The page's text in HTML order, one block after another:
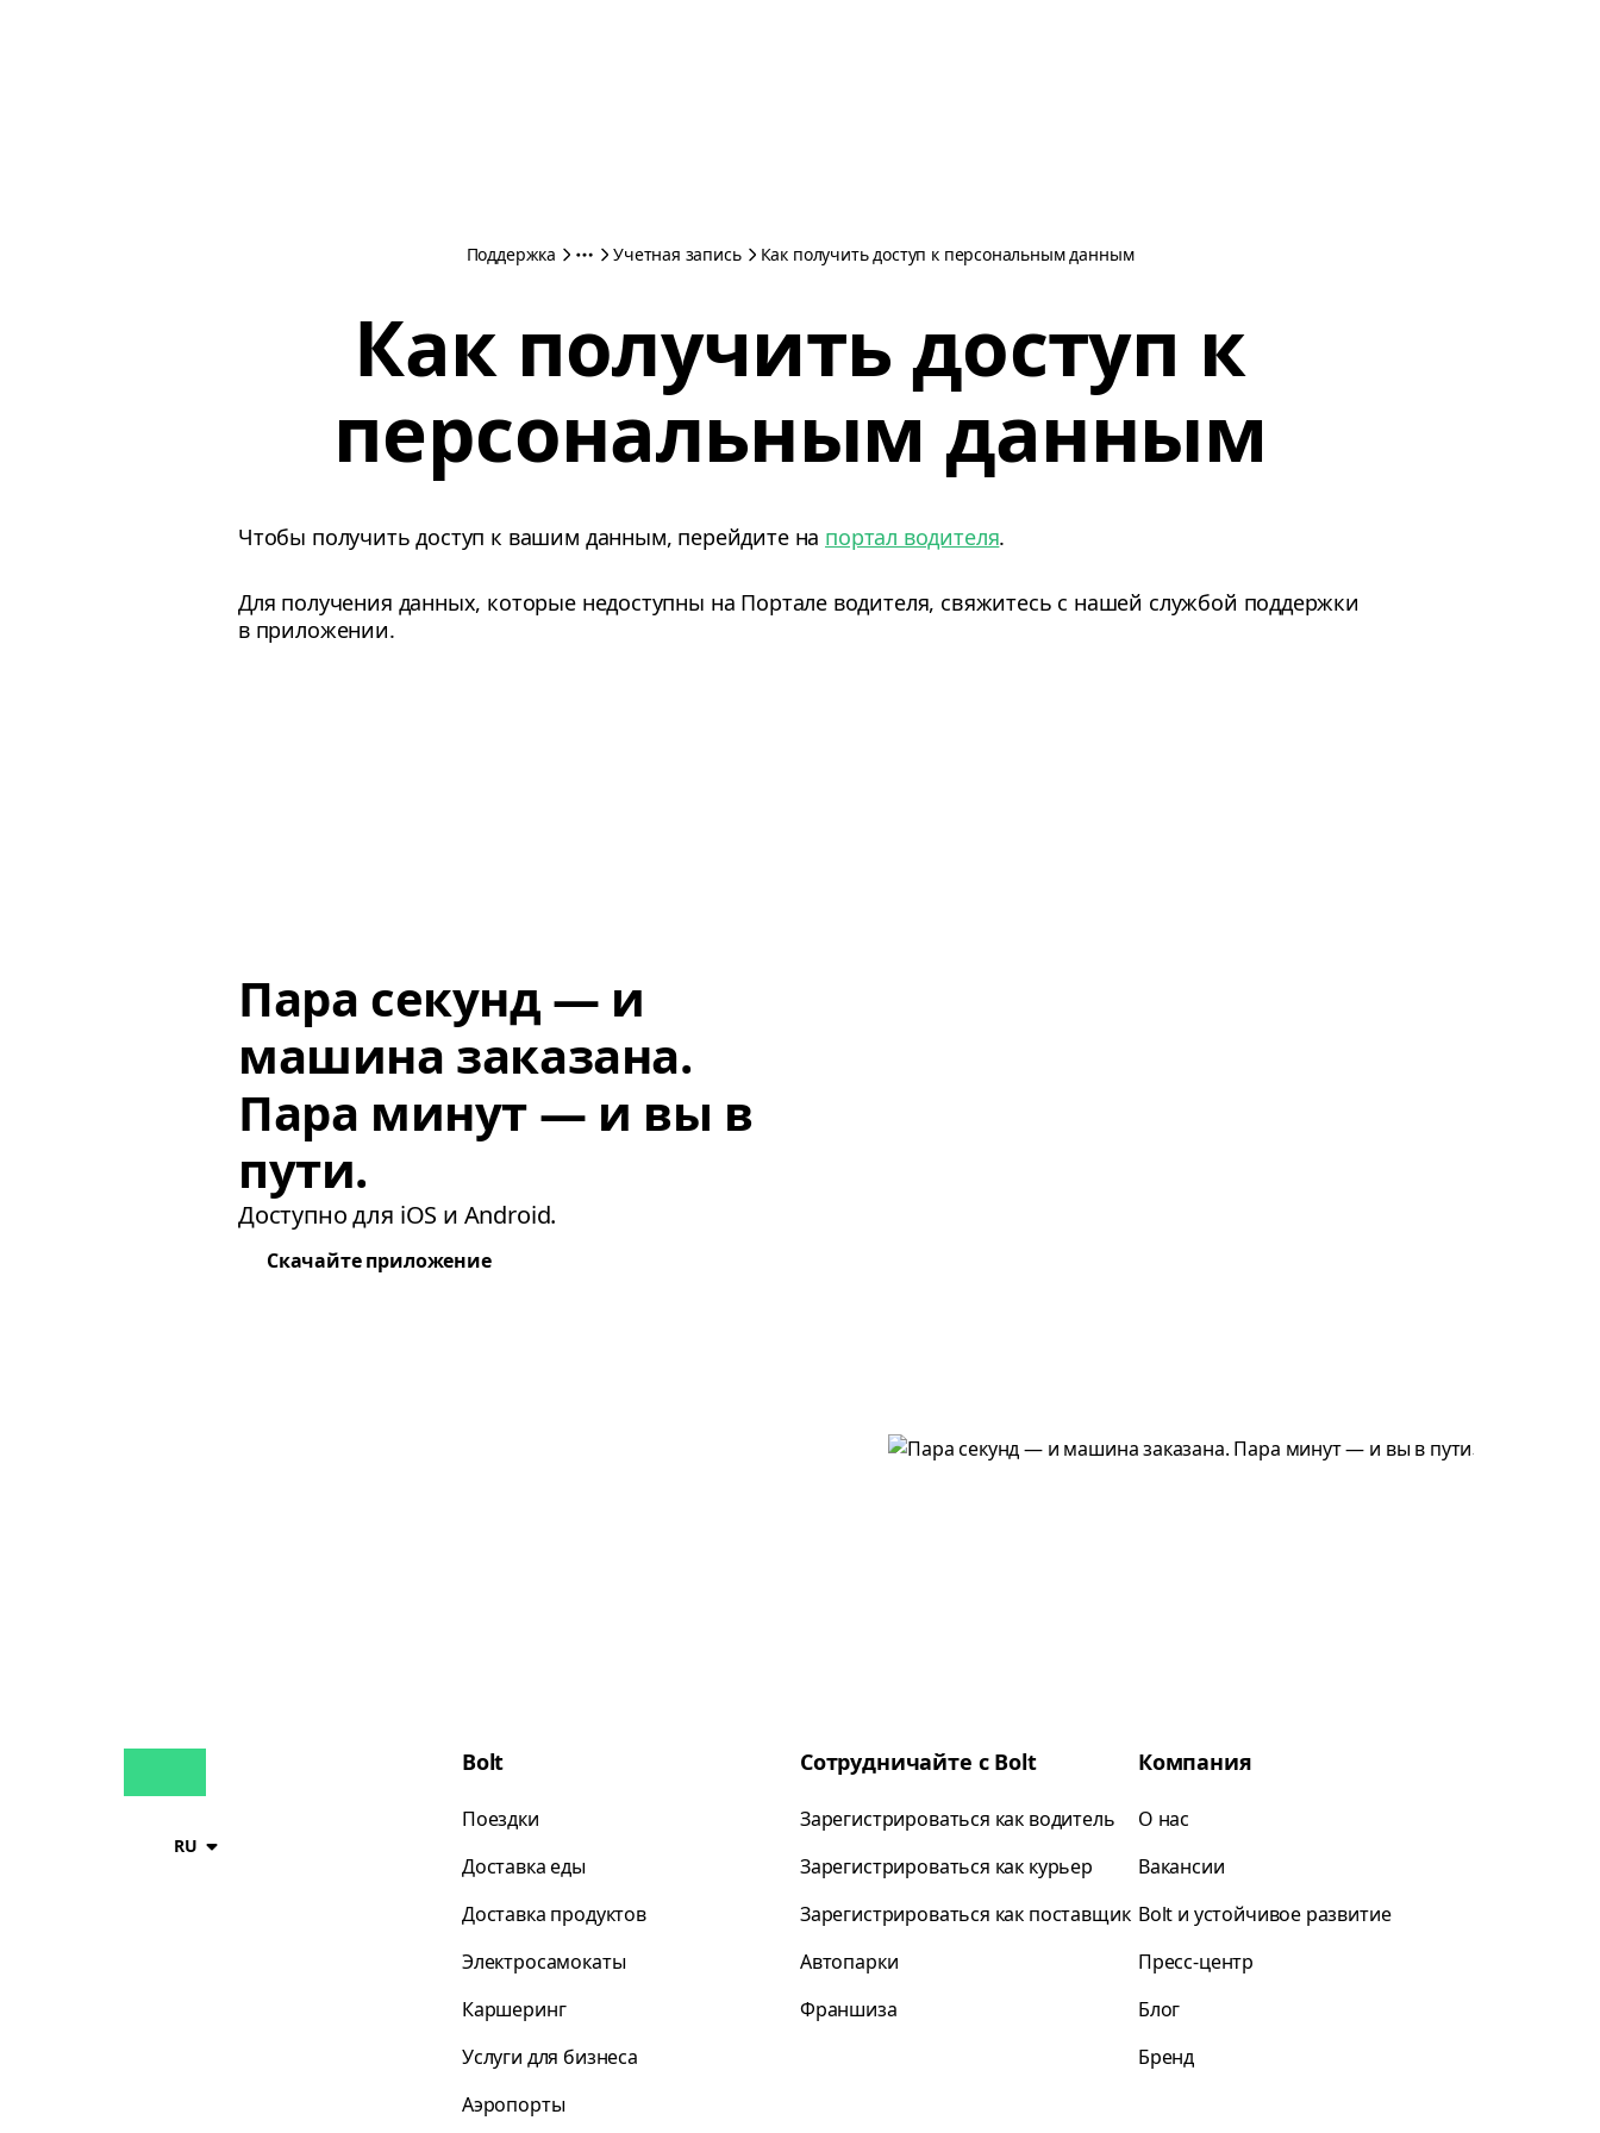
Поддержка Учетная запись Как получить доступ к персональным данным
Как получить доступ к
персональным данным
Чтобы получить доступ к вашим данным, перейдите на портал водителя.
Для получения данных, которые недоступны на Портале водителя, свяжитесь с нашей службой поддержки
в приложении.
Пара секунд — и
машина заказана.
Пара минут — и вы в
пути.
Доступно для iOS и Android.
Скачайте приложение
RU
Bolt
Поездки
Доставка еды
Доставка продуктов
Электросамокаты
Каршеринг
Услуги для бизнеса
Аэропорты
Сотрудничайте с Bolt
Зарегистрироваться как водитель
Зарегистрироваться как курьер
Зарегистрироваться как поставщик
Автопарки
Франшиза
Компания
О нас
Вакансии
Bolt и устойчивое развитие
Пресс-центр
Блог
Бренд